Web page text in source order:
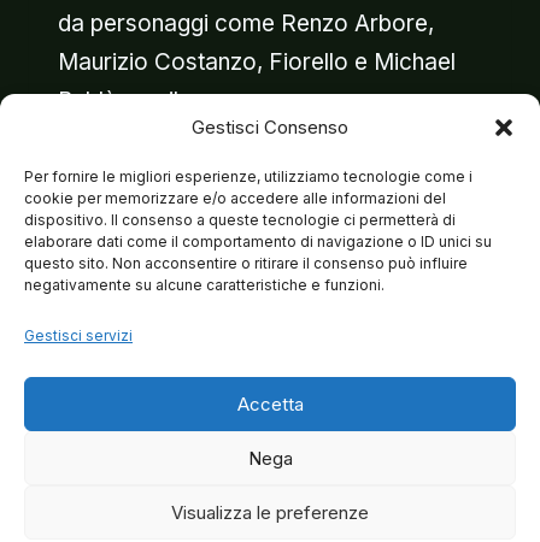
Gestisci Consenso
Per fornire le migliori esperienze, utilizziamo tecnologie come i
cookie per memorizzare e/o accedere alle informazioni del
dispositivo. Il consenso a queste tecnologie ci permetterà di
elaborare dati come il comportamento di navigazione o ID unici su
questo sito. Non acconsentire o ritirare il consenso può influire
negativamente su alcune caratteristiche e funzioni.
Gestisci servizi
Accetta
Nega
Visualizza le preferenze
da personaggi come Renzo Arbore,
Maurizio Costanzo, Fiorello e Michael
Bublè con il…
BRANCALEONI
AL
BLUE
NOTE